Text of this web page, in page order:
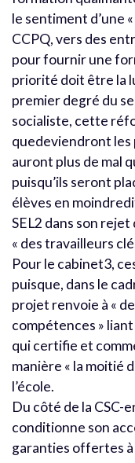
le sentiment d’une
CCPQ, vers des
pour fournir une
priorité doit être la
premier degré du
socialiste, cette
quedeviendront les
auront plus de mal
puisqu’ils seront
élèves en
SEL2 dans son
« des travailleurs
Pour le cabinet3,
puisque, dans le
projet renvoie à «
compétences »
qui certifie et
manière « la moitié
l’école.
Du côté de la CSC-
conditionne son
garanties offertes à